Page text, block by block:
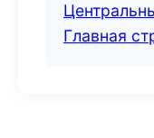
Главная